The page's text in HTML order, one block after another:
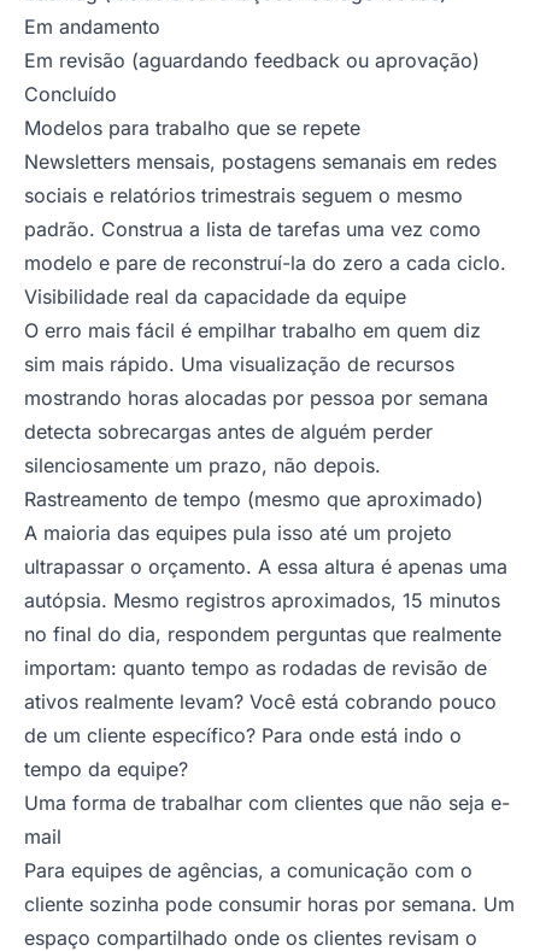
Em andamento
Em revisão (aguardando feedback ou aprovação)
Concluído
Modelos para trabalho que se repete
Newsletters mensais, postagens semanais em redes
sociais e relatórios trimestrais seguem o mesmo
padrão. Construa a lista de tarefas uma vez como
modelo e pare de reconstruí-la do zero a cada ciclo.
Visibilidade real da capacidade da equipe
O erro mais fácil é empilhar trabalho em quem diz
sim mais rápido. Uma visualização de recursos
mostrando horas alocadas por pessoa por semana
detecta sobrecargas antes de alguém perder
silenciosamente um prazo, não depois.
Rastreamento de tempo (mesmo que aproximado)
A maioria das equipes pula isso até um projeto
ultrapassar o orçamento. A essa altura é apenas uma
autópsia. Mesmo registros aproximados, 15 minutos
no final do dia, respondem perguntas que realmente
importam: quanto tempo as rodadas de revisão de
ativos realmente levam? Você está cobrando pouco
de um cliente específico? Para onde está indo o
tempo da equipe?
Uma forma de trabalhar com clientes que não seja e-
mail
Para equipes de agências, a comunicação com o
cliente sozinha pode consumir horas por semana. Um
espaço compartilhado onde os clientes revisam o